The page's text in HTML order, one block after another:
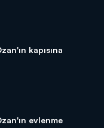
kapısına
evlenme